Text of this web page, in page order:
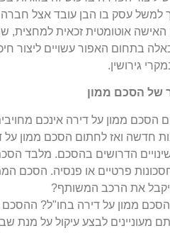
עסק בו הבן עובד אצל חברה
אוטומטית זכאית למחצית,
בתחום האפור עשויים ליצור
גירושין.
של הסכם ממון
הסכם ממון על דירה אינכם
חדשה ואז לחתום הסכם ממון
הדרושים בהסכם. מלבד
פרטיים או פנסיה. הסכם
יקבל את הרכב המשותף?
ממון על דירה בחו"ל? ההסכם
מעוניינים לבצע עיקול על מנת